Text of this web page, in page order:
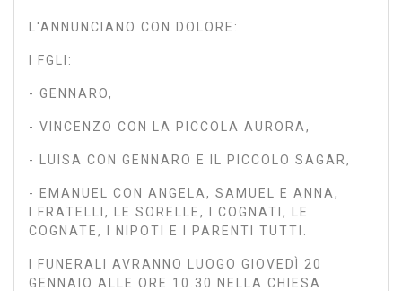
L'ANNUNCIANO CON DOLORE:
I FGLI:
- GENNARO,
- VINCENZO CON LA PICCOLA AURORA,
- LUISA CON GENNARO E IL PICCOLO SAGAR,
- EMANUEL CON ANGELA, SAMUEL E ANNA,
I FRATELLI, LE SORELLE, I COGNATI, LE
COGNATE, I NIPOTI E I PARENTI TUTTI.
I FUNERALI AVRANNO LUOGO GIOVEDÌ 20
GENNAIO ALLE ORE 10.30 NELLA CHIESA